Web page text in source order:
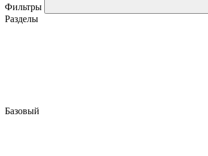
Фильтры
Разделы
Базовый